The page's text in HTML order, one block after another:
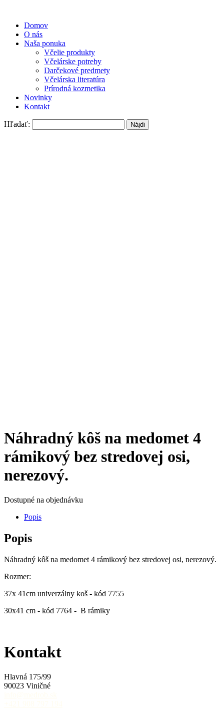
Domov
O nás
Naša ponuka
Včelie produkty
Včelárske potreby
Darčekové predmety
Včelárska literatúra
Prírodná kozmetika
Novinky
Kontakt
Hľadať:
Náhradný kôš na medomet 4
rámikový bez stredovej osi,
nerezový.
Dostupné na objednávku
Popis
Popis
Náhradný kôš na medomet 4 rámikový bez stredovej osi, nerezový.
Rozmer:
37x 41cm univerzálny koš - kód 7755
30x41 cm - kód 7764 - B rámiky
Kontakt
Hlavná 175/99
90023 Viničné